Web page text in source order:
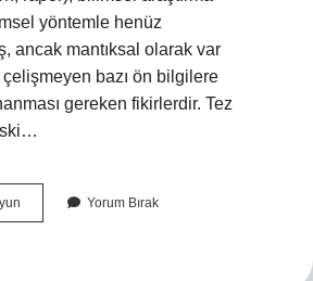
yöntemle henüz
ancak mantıksal olarak var
bazı ön bilgilere
gereken fikirlerdir. Tez
Tez
Yorum Bırak